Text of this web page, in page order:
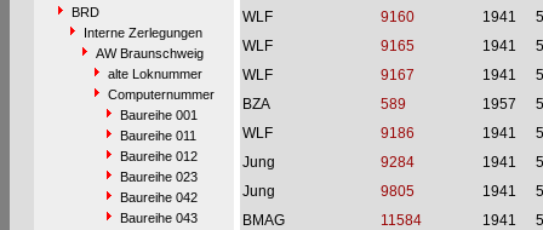
BRD
Interne Zerlegungen
AW Braunschweig
alte Loknummer
Computernummer
Baureihe 001
Baureihe 011
Baureihe 012
Baureihe 023
Baureihe 042
Baureihe 043
WLF
9160 1941
WLF
9165 1941
WLF
9167 1941
BZA
589 1957
WLF
9186 1941
Jung
9284 1941
Jung
9805 1941
BMAG
11584 1941